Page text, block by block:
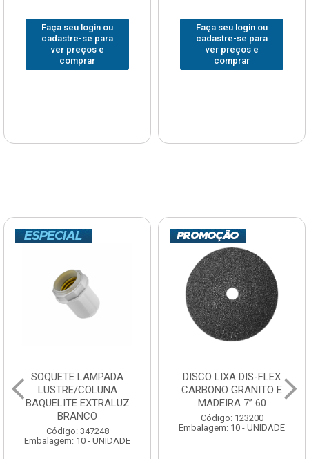
Faça seu login ou
cadastre-se para
ver preços e
comprar
Faça seu login ou
cadastre-se para
ver preços e
comprar
SOQUETE LAMPADA
LUSTRE/COLUNA
BAQUELITE EXTRALUZ
BRANCO
Código: 347248
Embalagem: 10 - UNIDADE
DISCO LIXA DIS-FLEX
CARBONO GRANITO E
MADEIRA 7” 60
Código: 123200
Embalagem: 10 - UNIDADE